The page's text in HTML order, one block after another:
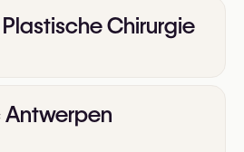
Chirurgie
Antwerpen